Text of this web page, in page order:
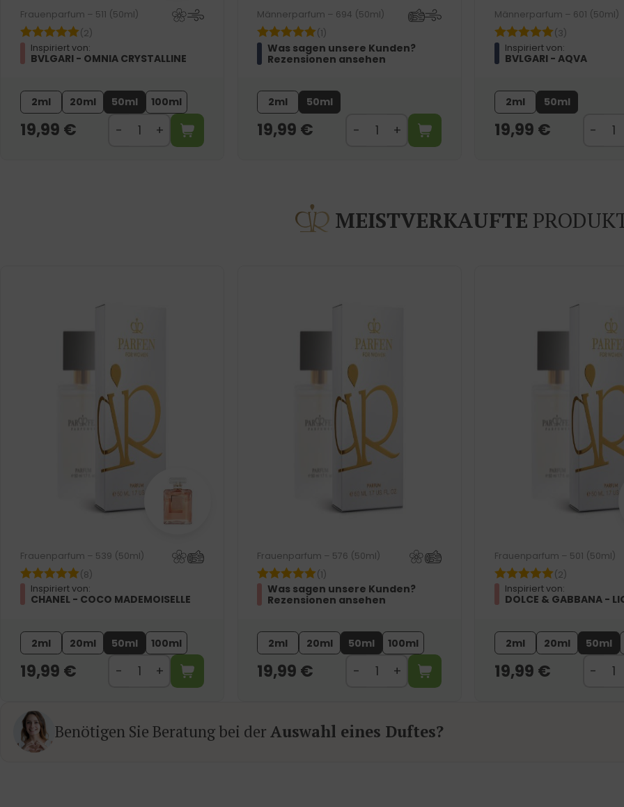
Frauenparfum – 511 (50ml)
(2)
Inspiriert von:
BVLGARI - OMNIA CRYSTALLINE
2ml 20ml 50ml 100ml
19,99 €
Männerparfum – 694 (50ml)
(1)
Was sagen unsere Kunden?
Rezensionen ansehen
2ml 50ml
19,99 €
Männerparfum – 601 (50ml)
(3)
Inspiriert von:
BVLGARI - AQVA
2ml 50ml
19,99 €
MEISTVERKAUFTE
Frauenparfum – 539 (50ml)
(8)
Inspiriert von:
CHANEL - COCO MADEMOISELLE
2ml 20ml 50ml 100ml
19,99 €
Frauenparfum – 576 (50ml)
(1)
Was sagen unsere Kunden?
Rezensionen ansehen
2ml 20ml 50ml 100ml
19,99 €
Frauenparfum – 501 (50ml)
(2)
Inspiriert von:
DOLCE & GABBANA -
2ml 20ml 50ml
19,99 €
Benötigen Sie Beratung bei derAuswahl eines Duftes?